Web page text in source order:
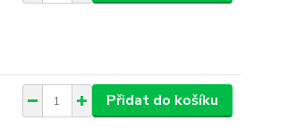
Přidat do košíku